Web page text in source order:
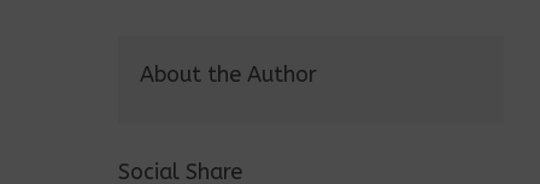
About the Author
Social Share